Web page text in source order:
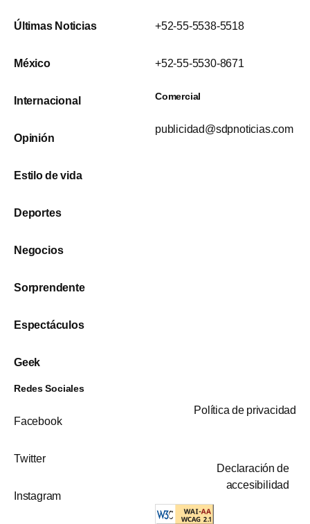
Últimas Noticias
México
Internacional
Opinión
Estilo de vida
Deportes
Negocios
Sorprendente
Espectáculos
Geek
+52-55-5538-5518
+52-55-5530-8671
Comercial
publicidad@sdpnoticias.com
Redes Sociales
Facebook
Twitter
Instagram
Política de privacidad
Declaración de
accesibilidad